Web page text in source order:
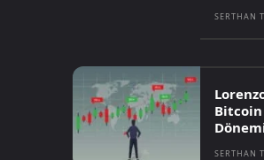
SERTHAN
SERTHAN